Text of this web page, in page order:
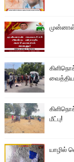
மீட்பு!
யாழில்